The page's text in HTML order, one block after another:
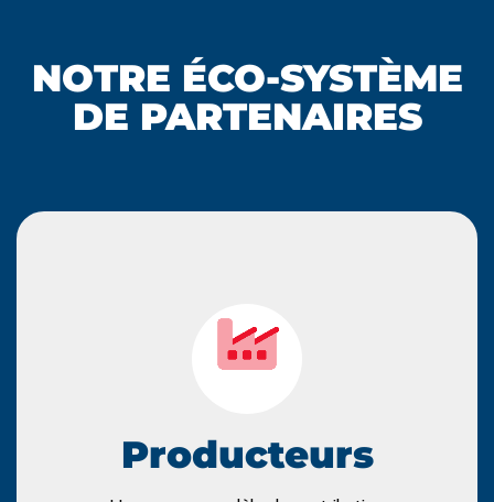
NOTRE ÉCO-SYSTÈME
DE PARTENAIRES
Producteurs
des produits emballés, à destination des ménages, vous
de Producteur (REP).